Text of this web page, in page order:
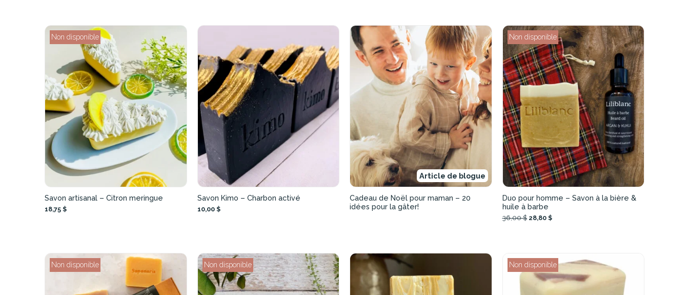
Non disponible
Savon artisanal – Citron meringue
18,75 $
Savon Kimo – Charbon activé
10,00 $
Article de blogue
Cadeau de Noël pour maman – 20
idées pour la gâter!
Non disponible
Duo pour homme – Savon à la bière &
huile à barbe
36,00 $ 28,80 $
Non disponible Non disponible Non disponible